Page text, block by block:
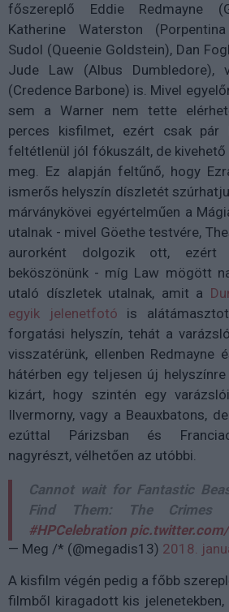
főszereplő Eddie Redmayne
Katherine Waterston
Sudol (Queenie Goldstein), Dan
Jude Law (Albus Dumbledore),
(Credence Barbone) is. Mivel
sem a Warner nem tette
perces kisfilmet, ezért csak pár
feltétlenül jól fókuszált, de
meg. Ez alapján feltűnő, hogy
ismerős helyszín díszletét
márványkövei egyértelműen a
utalnak - mivel Göethe testvére,
aurorként dolgozik ott,
beköszönünk - míg Law mögött
utaló díszletek utalnak, amit a
egyik jelenetfotó is
forgatási helyszín, tehát a
visszatérünk, ellenben Redmayne
hátérben egy teljesen új
kizárt, hogy szintén egy
Ilvermorny, vagy a Beauxbatons,
ezúttal Párizsban és
nagyrészt, vélhetően az utóbbi.
Cannot wait for Fantastic
Find Them: The Crimes
#HPCelebration
— Meg /* (@megadis13) 2018.
A kisfilm végén pedig a főbb
filmből kiragadott kis